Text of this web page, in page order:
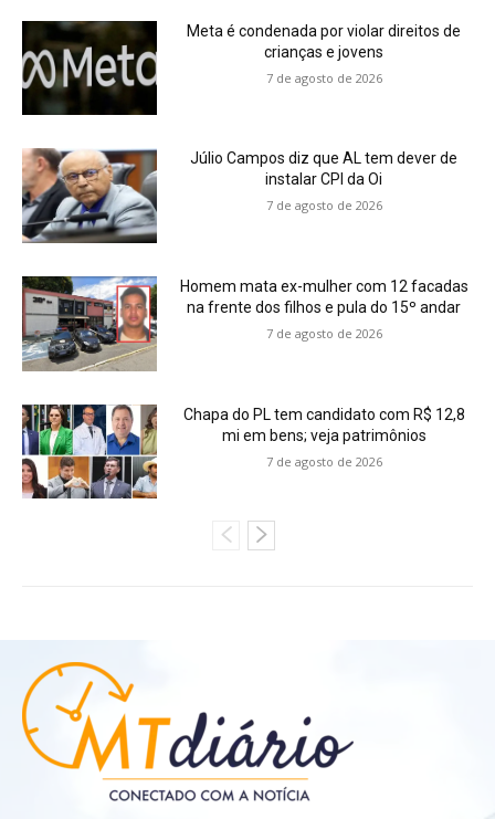
Meta é condenada por violar direitos de
crianças e jovens
7 de agosto de 2026
Júlio Campos diz que AL tem dever de
instalar CPI da Oi
7 de agosto de 2026
Homem mata ex-mulher com 12 facadas
na frente dos filhos e pula do 15º andar
7 de agosto de 2026
Chapa do PL tem candidato com R$ 12,8
mi em bens; veja patrimônios
7 de agosto de 2026